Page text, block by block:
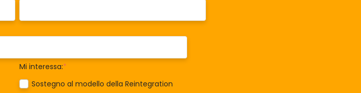
Mi interessa:*
Sostegno al modello della Reintegration